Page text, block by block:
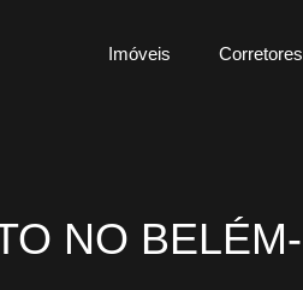
Imóveis Corretores
NO